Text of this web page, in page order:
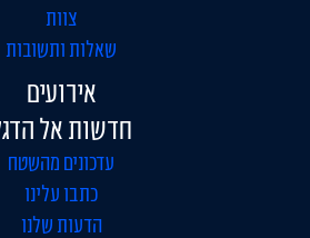
צוות
שאלות ותשובות
אירועים
חדשות אל
עדכונים מהשטח
כתבו עלינו
הדעות שלנו